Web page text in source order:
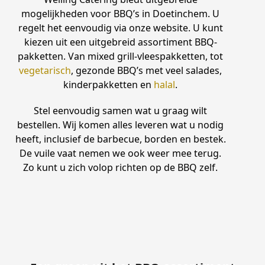
mogelijkheden voor BBQ’s in Doetinchem. U
regelt het eenvoudig via onze website. U kunt
kiezen uit een uitgebreid assortiment BBQ-
pakketten. Van mixed grill-vleespakketten, tot
vegetarisch, gezonde BBQ’s met veel salades,
kinderpakketten en halal.
Stel eenvoudig samen wat u graag wilt
bestellen. Wij komen alles leveren wat u nodig
heeft, inclusief de barbecue, borden en bestek.
De vuile vaat nemen we ook weer mee terug.
Zo kunt u zich volop richten op de BBQ zelf.